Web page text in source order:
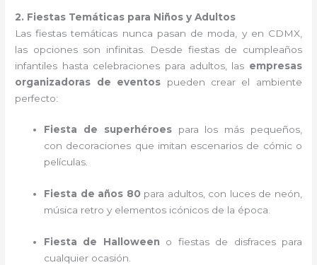
2. Fiestas Temáticas para Niños y Adultos
Las fiestas temáticas nunca pasan de moda, y en CDMX,
las opciones son infinitas. Desde fiestas de cumpleaños
infantiles hasta celebraciones para adultos, las empresas
organizadoras de eventos pueden crear el ambiente
perfecto:
Fiesta de superhéroespara los más pequeños,
con decoraciones que imitan escenarios de cómic o
películas.
Fiesta de años 80 para adultos, con luces de neón,
música retro y elementos icónicos de la época.
Fiesta de Halloween o fiestas de disfraces para
cualquier ocasión.